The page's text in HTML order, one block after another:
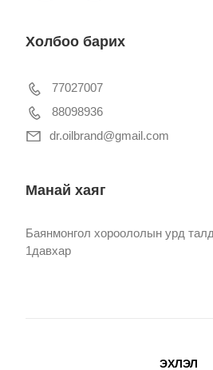
Холбоо барих
77027007
88098936
dr.oilbrand@gmail.com
Манай хаяг
Баянмонгол хороололын урд
1давхар
ЭХЛЭЛ